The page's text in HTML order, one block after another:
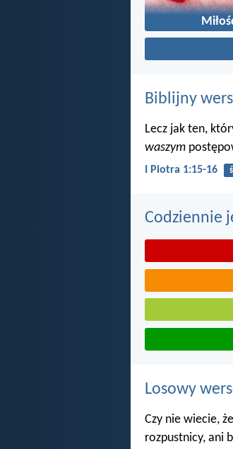
Biblijny
Lecz jak ten,
waszym
I Piotra 1:15-16
Codziennie
Losowy
Czy nie wiecie,
rozpustnicy, ani